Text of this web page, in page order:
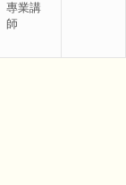
專業講
師